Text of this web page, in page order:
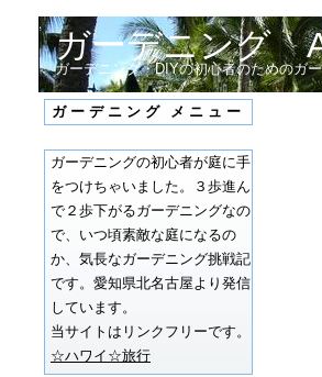
ガーデニング
ガーデニング・DIYの初心者のためのガ
ガーデニング メニュー
ガーデニングの初心者が庭に手
をつけちゃいました。３歩進ん
で２歩下がるガーデニングなの
で、いつ頃素敵な庭になるの
か、気長なガーデニング挑戦記
です。愛知県北名古屋より発信
しています。
当サイトはリンクフリーです。
☆ハワイ☆旅行